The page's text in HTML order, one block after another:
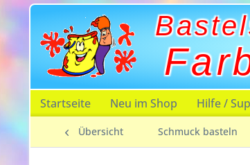
Startseite Neu im Shop Hilfe /
Übersicht Schmuck basteln